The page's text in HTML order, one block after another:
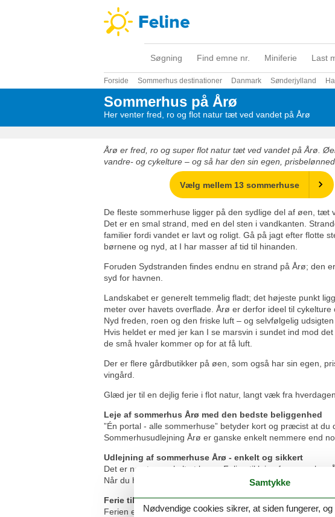
Søgning Find emne nr. Miniferie Last
Forside Sommerhus destinationer Danmark Sønderjylland
Sommerhus på Årø
Her venter fred, ro og flot natur tæt ved vandet på Årø
Årø er fred, ro og super flot natur tæt ved vandet på Årø.
vandre- og cykelture – og så har den sin egen,
Vælg mellem 13 sommerhuse
De fleste sommerhuse ligger på den sydlige del af øen, tæt
Det er en smal strand, med en del sten i vandkanten.
familier fordi vandet er lavt og roligt. Gå på jagt efter flotte
børnene og nyd, at I har masser af tid til hinanden.
Foruden Sydstranden findes endnu en strand på Årø; den
syd for havnen.
Landskabet er generelt temmelig fladt; det højeste punkt
meter over havets overflade. Årø er derfor ideel til cykelture
Nyd freden, roen og den friske luft – og selvfølgelig
Hvis heldet er med jer kan I se marsvin i sundet ind mod
de små hvaler kommer op for at få luft.
Der er flere gårdbutikker på øen, som også har sin egen,
vingård.
Glæd jer til en dejlig ferie i flot natur, langt væk fra
Leje af sommerhus Årø med den bedste beliggenhed
”Én portal - alle sommerhuse” betyder kort og præcist at
Sommerhusudlejning Årø er ganske enkelt nemmere end
Udlejning af sommerhuse Årø - enkelt og sikkert
Det er nemt og enkelt at bruge Feline til leje af sommerhus
Når du har fundet det helt rigtige sommerhus er det enkelt
Ferie til en go´pris - lej sommerhus Årø her
Ferien er årets højdepunkt, men derfor er der jo ikke
Samtykke
Nødvendige cookies sikrer, at siden fungerer,